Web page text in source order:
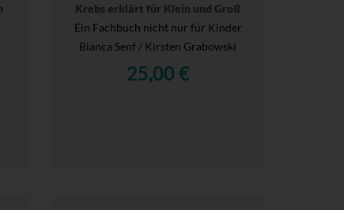
Krebs erklärt für Klein und Groß
Ein Fachbuch nicht nur für Kinder
Bianca Senf / Kirsten Grabowski
25,00 €